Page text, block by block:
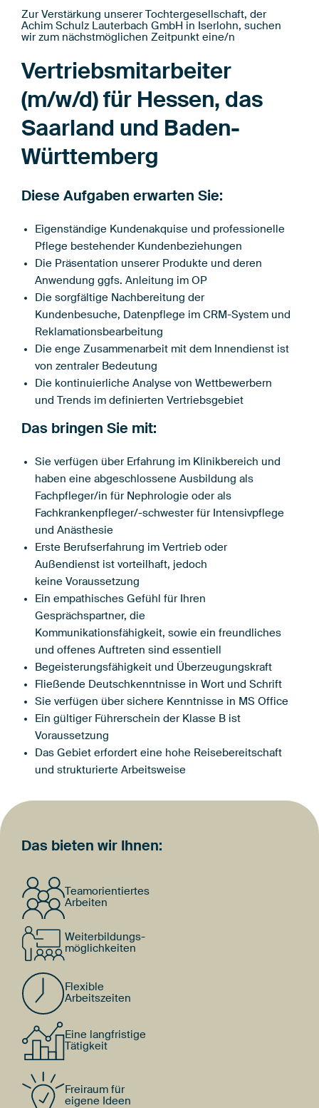
Zur Verstärkung unserer Tochtergesellschaft, der
Achim Schulz Lauterbach GmbH in Iserlohn, suchen
wir zum nächstmöglichen Zeitpunkt eine/n
Vertriebsmitarbeiter
(m/w/d) für Hessen, das
Saarland und Baden-
Württemberg
Diese Aufgaben erwarten Sie:
Eigenständige Kundenakquise und professionelle
Pflege bestehender Kundenbeziehungen
Die Präsentation unserer Produkte und deren
Anwendung ggfs. Anleitung im OP
Die sorgfältige Nachbereitung der
Kundenbesuche, Datenpflege im CRM-System und
Reklamationsbearbeitung
Die enge Zusammenarbeit mit dem Innendienst ist
von zentraler Bedeutung
Die kontinuierliche Analyse von Wettbewerbern
und Trends im definierten Vertriebsgebiet
Das bringen Sie mit:
Sie verfügen über Erfahrung im Klinikbereich und
haben eine abgeschlossene Ausbildung als
Fachpfleger/in für Nephrologie oder als
Fachkrankenpfleger/-schwester für Intensivpflege
und Anästhesie
Erste Berufserfahrung im Vertrieb oder
Außendienst ist vorteilhaft, jedoch
keine Voraussetzung
Ein empathisches Gefühl für Ihren
Gesprächspartner, die
Kommunikationsfähigkeit, sowie ein freundliches
und offenes Auftreten sind essentiell
Begeisterungsfähigkeit und Überzeugungskraft
Fließende Deutschkenntnisse in Wort und Schrift
Sie verfügen über sichere Kenntnisse in MS Office
Ein gültiger Führerschein der Klasse B ist
Voraussetzung
Das Gebiet erfordert eine hohe Reisebereitschaft
und strukturierte Arbeitsweise
Das bieten wir Ihnen:
Teamorientiertes
Arbeiten
Weiterbildungs-
möglichkeiten
Flexible
Arbeitszeiten
Eine langfristige
Tätigkeit
Freiraum für
eigene Ideen